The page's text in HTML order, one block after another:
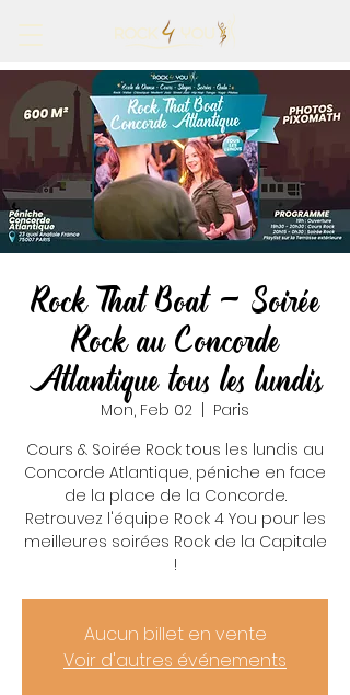
Rock That Boat - Soirée
Rock au Concorde
Atlantique tous les lundis
Mon, Feb 02
Paris
Cours & Soirée Rock tous les lundis au
Concorde Atlantique, péniche en face
de la place de la Concorde.
Retrouvez l'équipe Rock 4 You pour les
meilleures soirées Rock de la Capitale
!
Aucun billet en vente
Voir d'autres événements